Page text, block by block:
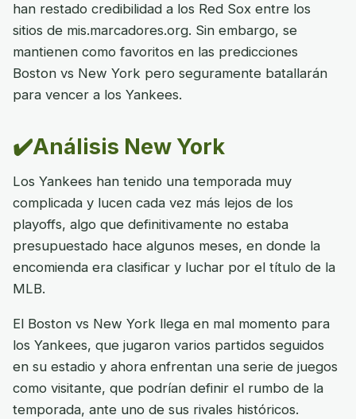
han restado credibilidad a los Red Sox entre los
sitios de mis.marcadores.org. Sin embargo, se
mantienen como favoritos en las predicciones
Boston vs New York pero seguramente batallarán
para vencer a los Yankees.
✔️Análisis New York
Los Yankees han tenido una temporada muy
complicada y lucen cada vez más lejos de los
playoffs, algo que definitivamente no estaba
presupuestado hace algunos meses, en donde la
encomienda era clasificar y luchar por el título de la
MLB.
El Boston vs New York llega en mal momento para
los Yankees, que jugaron varios partidos seguidos
en su estadio y ahora enfrentan una serie de juegos
como visitante, que podrían definir el rumbo de la
temporada, ante uno de sus rivales históricos.